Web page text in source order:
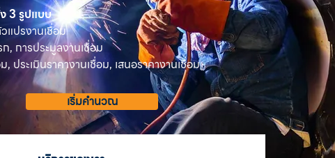
3 รูปแบบ
แปรงานเชื่อม
, การประมูลงานเชื่อม
ประเมินราคางานเชื่อม, เสนอราคางานเชื่อม
เริ่มคำนวณ